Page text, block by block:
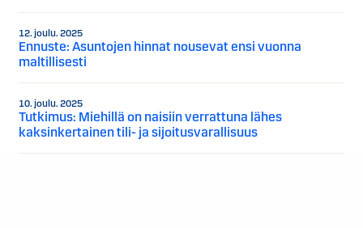
12. joulu. 2025
Ennuste: Asuntojen hinnat nousevat ensi vuonna
maltillisesti
10. joulu. 2025
Tutkimus: Miehillä on naisiin verrattuna lähes
kaksinkertainen tili- ja sijoitusvarallisuus